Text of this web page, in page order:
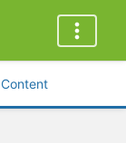
Content